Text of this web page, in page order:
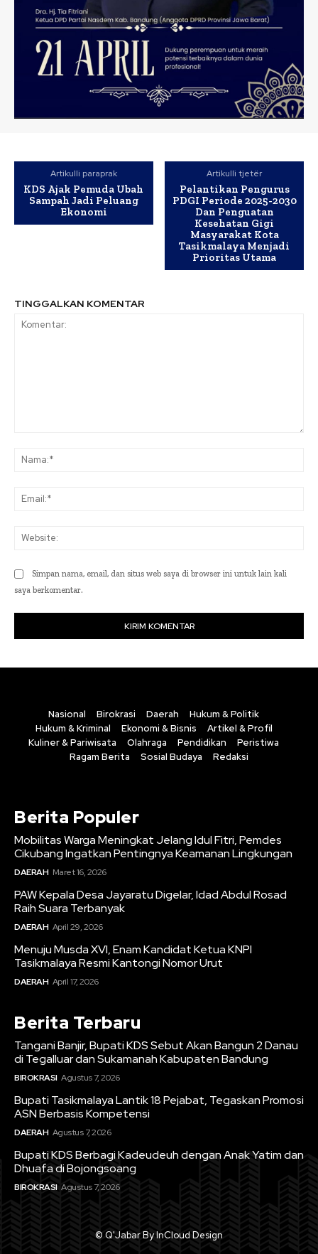
Artikulli paraprak
KDS Ajak Pemuda Ubah
Sampah Jadi Peluang
Ekonomi
Artikulli tjetër
Pelantikan Pengurus
PDGI Periode 2025-2030
Dan Penguatan
Kesehatan Gigi
Masyarakat Kota
Tasikmalaya Menjadi
Prioritas Utama
TINGGALKAN KOMENTAR
Simpan nama, email, dan situs web saya di browser ini untuk lain kali
saya berkomentar.
Nasional Birokrasi Daerah
Hukum & Politik
Hukum & Kriminal
Ekonomi & Bisnis
Artikel & Profil
Kuliner & Pariwisata
Olahraga Pendidikan
Peristiwa
Ragam Berita
Sosial Budaya Redaksi
Berita Populer
Mobilitas Warga Meningkat Jelang Idul Fitri, Pemdes
Cikubang Ingatkan Pentingnya Keamanan Lingkungan
DAERAH Maret 16, 2026
PAW Kepala Desa Jayaratu Digelar, Idad Abdul Rosad
Raih Suara Terbanyak
DAERAH April 29, 2026
Menuju Musda XVI, Enam Kandidat Ketua KNPI
Tasikmalaya Resmi Kantongi Nomor Urut
DAERAH April 17, 2026
Berita Terbaru
Tangani Banjir, Bupati KDS Sebut Akan Bangun 2 Danau
di Tegalluar dan Sukamanah Kabupaten Bandung
BIROKRASI Agustus 7, 2026
Bupati Tasikmalaya Lantik 18 Pejabat, Tegaskan Promosi
ASN Berbasis Kompetensi
DAERAH Agustus 7, 2026
Bupati KDS Berbagi Kadeudeuh dengan Anak Yatim dan
Dhuafa di Bojongsoang
BIROKRASI Agustus 7, 2026
© Q'Jabar By InCloud Design